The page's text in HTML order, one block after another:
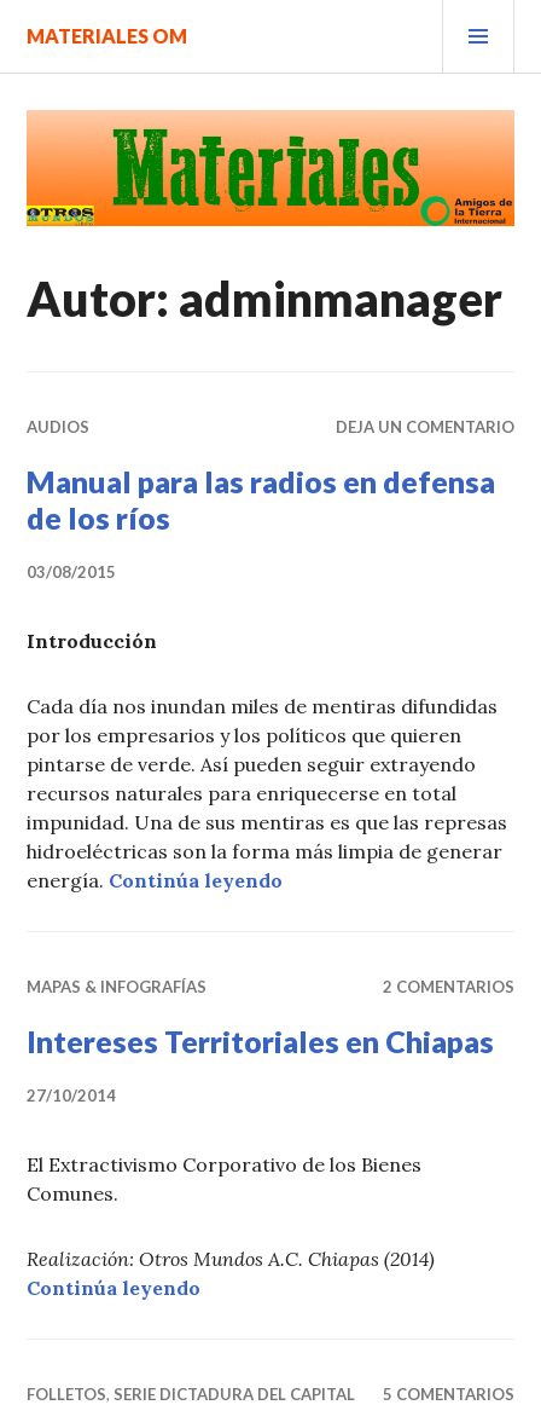
contenido.
MATERIALES OM
Autor: adminmanager
AUDIOS DEJA UN COMENTARIO
Manual para las radios en defensa
de los ríos
03/08/2015
Introducción
Cada día nos inundan miles de mentiras difundidas
por los empresarios y los políticos que quieren
pintarse de verde. Así pueden seguir extrayendo
recursos naturales para enriquecerse en total
impunidad. Una de sus mentiras es que las represas
hidroeléctricas son la forma más limpia de generar
energía. Continúa leyendo
MAPAS & INFOGRAFÍAS 2 COMENTARIOS
Intereses Territoriales en Chiapas
27/10/2014
El Extractivismo Corporativo de los Bienes
Comunes.
Realización: Otros Mundos A.C. Chiapas (2014)
Continúa leyendo
FOLLETOS, SERIE DICTADURA DEL CAPITAL 5 COMENTARIOS